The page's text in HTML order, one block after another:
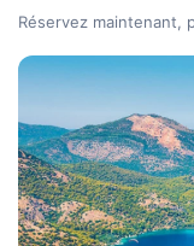
Réservez maintenant,